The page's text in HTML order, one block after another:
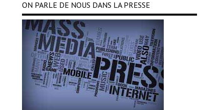
ON PARLE DE NOUS DANS LA PRESSE